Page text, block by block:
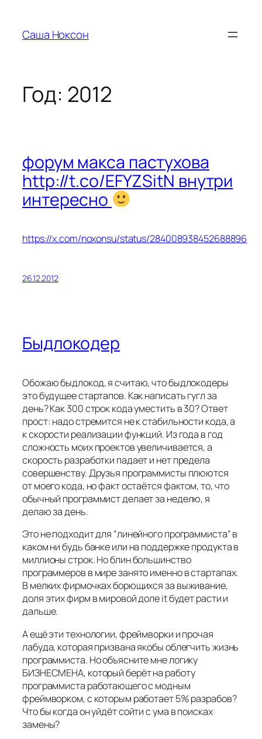
содержимому
Саша Ноксон
Год: 2012
форум макса пастухова
http://t.co/EFYZSitN внутри
интересно
https://x.com/noxonsu/status/284008938452688896
26.12.2012
Быдлокодер
Обожаю быдлокод, я считаю, что быдлокодеры
это будущее стартапов. Как написать гугл за
день? Как 300 строк кода уместить в 30? Ответ
прост: надо стремится не к стабильности кода, а
к скорости реализации функций. Из года в год
сложность моих проектов увеличивается, а
скорость разработки падает и нет предела
совершенству. Друзья программисты плюются
от моего кода, но факт остаётся фактом, то, что
обычный программист делает за неделю, я
делаю за день.
Это не подходит для “линейного программиста” в
каком ни будь банке или на поддержке продукта в
миллионы строк. Но блин большинство
программеров в мире занято именно в стартапах.
В мелких фирмочках борющихся за выживание,
доля этих фирм в мировой доле it будет расти и
дальше.
А ещё эти технологии, фреймворки и прочая
лабуда, которая призвана якобы облегчить жизнь
программиста. Но объясните мне логику
БИЗНЕСМЕНА, который берёт на работу
программиста работающего с модным
фреймворком, с которым работает 5% разрабов?
Что бы когда он уйдёт сойти с ума в поисках
замены?